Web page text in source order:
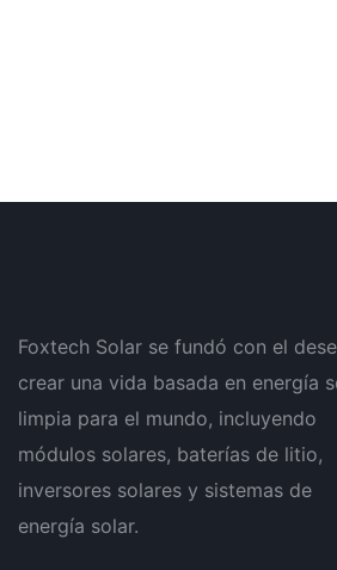
Foxtech Solar se fundó con el
crear una vida basada en energía
limpia para el mundo, incluyendo
módulos solares, baterías de litio,
inversores solares y sistemas de
energía solar.